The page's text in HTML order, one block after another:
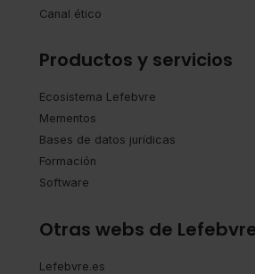
Canal ético
Productos y servicios
Ecosistema Lefebvre
Mementos
Bases de datos jurídicas
Formación
Software
Otras webs de
Lefebvre.es